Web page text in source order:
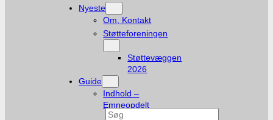
Nyeste
Om, Kontakt
Støtteforeningen
Støttevæggen
2026
Guide
Indhold –
Emneopdelt
Søg